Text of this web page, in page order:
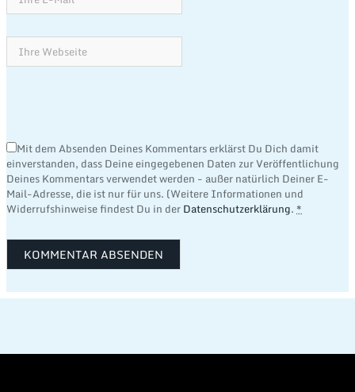
Mit dem Absenden Deines Kommentars erklärst Du Dich damit
einverstanden, dass Deine eingegebenen Daten zur Veröffentlichung
Deines Kommentars verwendet werden - außer natürlich Deiner E-
Mail-Adresse, die ist nur für uns. (Weitere Informationen und
Widerrufshinweise findest Du in derDatenschutzerklärung.*